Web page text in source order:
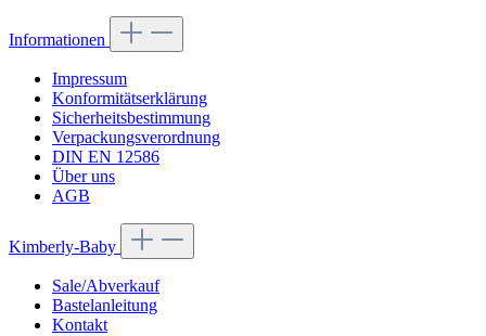
Informationen
Impressum
Konformitätserklärung
Sicherheitsbestimmung
Verpackungsverordnung
DIN EN 12586
Über uns
AGB
Kimberly-Baby
Sale/Abverkauf
Bastelanleitung
Kontakt